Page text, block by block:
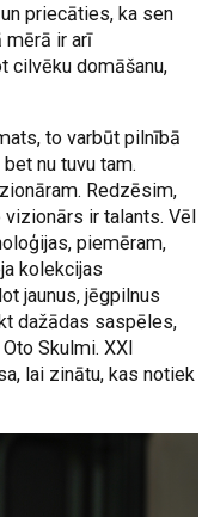
priecāties, ka sen
mērā ir arī
cilvēku domāšanu,
to varbūt pilnībā
nu tuvu tam.
Redzēsim,
ir talants. Vēl
piemēram,
kolekcijas
jaunus, jēgpilnus
dažādas saspēles,
Skulmi. XXI
lai zinātu, kas notiek